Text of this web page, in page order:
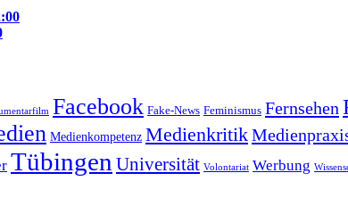
Facebook Fake-News Feminismus Fernsehen
Medienkompetenz Medienkritik
Tübingen Universität Volontariat Werbung